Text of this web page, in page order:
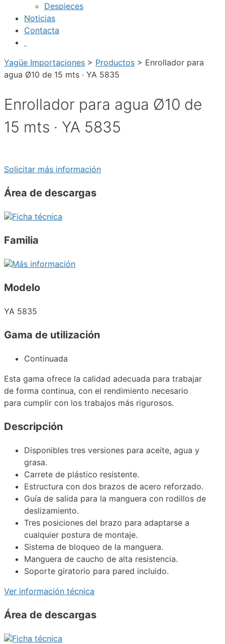
Despieces
Noticias
Contacta
Yagüe Importaciones > Productos > Enrollador para
agua Ø10 de 15 mts · YA 5835
Enrollador para agua Ø10 de
15 mts · YA 5835
Solicitar más información
Área de descargas
Ficha técnica
Familia
Más información
Modelo
YA 5835
Gama de utilización
Continuada
Esta gama ofrece la calidad adecuada para trabajar
de forma continua, con el rendimiento necesario
para cumplir con los trabajos más rigurosos.
Descripción
Disponibles tres versiones para aceite, agua y
grasa.
Carrete de plástico resistente.
Estructura con dos brazos de acero reforzado.
Guía de salida para la manguera con rodillos de
deslizamiento.
Tres posiciones del brazo para adaptarse a
cualquier postura de montaje.
Sistema de bloqueo de la manguera.
Manguera de caucho de alta resistencia.
Soporte giratorio para pared incluido.
Ver información técnica
Área de descargas
Ficha técnica